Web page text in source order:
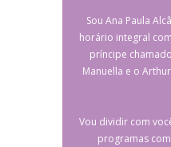
Sou Ana Paula
horário integral
príncipe
Manuella e o
Vou dividir com
programas